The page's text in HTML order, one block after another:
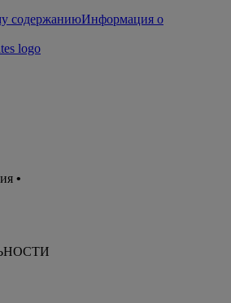
содержаниюИнформация о
•